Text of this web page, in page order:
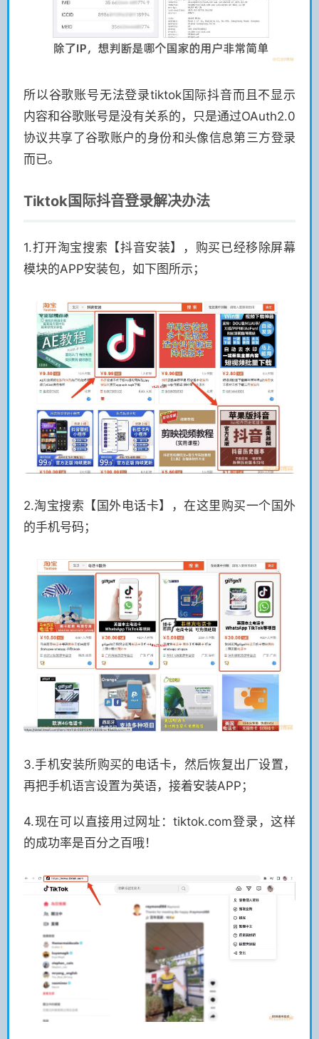
所以谷歌账号无法登录tiktok国际抖音而且不显示
内容和谷歌账号是没有关系的，只是通过OAuth2.0
协议共享了谷歌账户的身份和头像信息第三方登录
而已。
Tiktok国际抖音登录解决办法
1.打开淘宝搜索【抖音安装】，购买已经移除屏幕
模块的APP安装包，如下图所示；
2.淘宝搜索【国外电话卡】，在这里购买一个国外
的手机号码；
3.手机安装所购买的电话卡，然后恢复出厂设置，
再把手机语言设置为英语，接着安装APP；
4.现在可以直接用过网址：tiktok.com登录，这样
的成功率是百分之百哦！